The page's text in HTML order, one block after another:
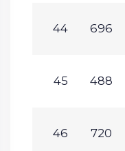
44 696
45 488
46 720